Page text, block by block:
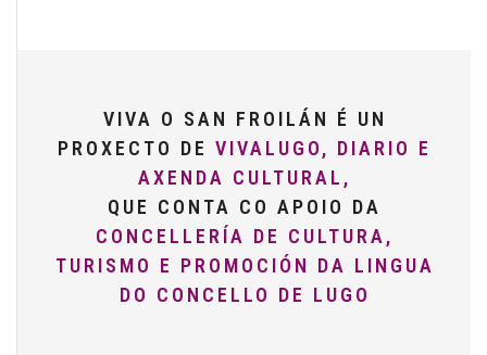
VIVA O SAN FROILÁN É UN
PROXECTO DE VIVALUGO, DIARIO E
AXENDA CULTURAL,
QUE CONTA CO APOIO DA
CONCELLERÍA DE CULTURA,
TURISMO E PROMOCIÓN DA LINGUA
DO CONCELLO DE LUGO